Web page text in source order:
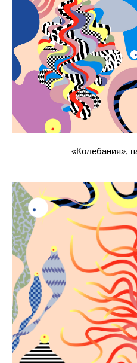
«Колебания», паттерн, деталь